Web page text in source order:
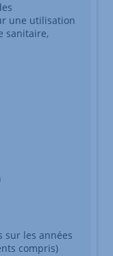
une utilisation
sanitaire,
sur les années
compris)